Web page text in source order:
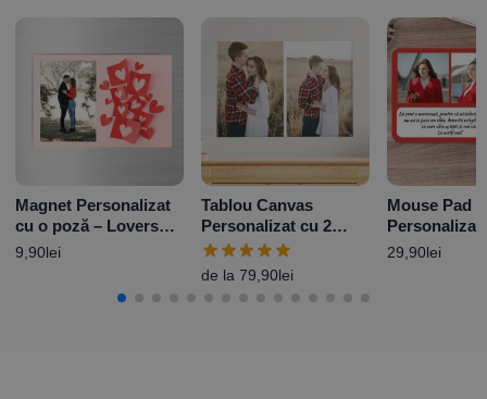
Magnet Personalizat
cu o poză – Lovers
10x15cm
9,90lei
Tablou Canvas
Personalizat cu 2
poze
de la79,90lei
Mouse Pad
Personalizat
poze și text
29,90lei